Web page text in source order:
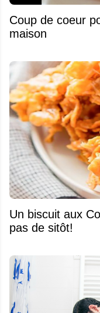
Coup de coeur
maison
Un biscuit aux
pas de sitôt!